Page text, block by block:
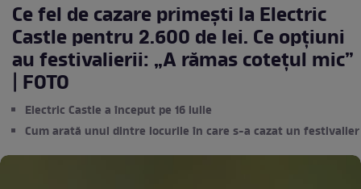
Ce fel de cazare primești la Electric
Castle pentru 2.600 de lei. Ce opțiuni
au festivalierii: „A rămas cotețul mic”
| FOTO
Electric Castle a început pe 16 iulie
Cum arată unul dintre locurile în care s-a cazat un festivalier